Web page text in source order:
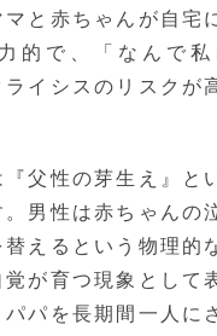
マと赤ちゃんが自宅
的で、「なんで
イシスのリスクが
父性の芽生え』と
男性は赤ちゃんの
えるという物理的
が育つ現象として
パを長期間一人に